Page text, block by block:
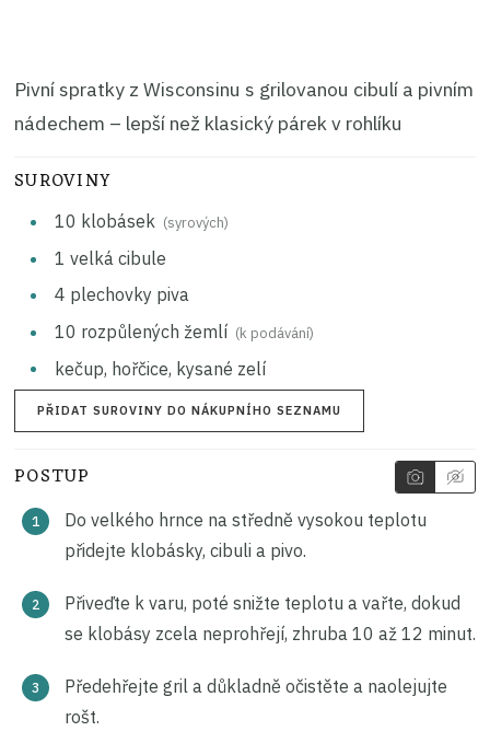
Pivní spratky z Wisconsinu s grilovanou cibulí a pivním
nádechem – lepší než klasický párek v rohlíku
SUROVINY
10 klobásek (syrových)
1 velká cibule
4 plechovky piva
10 rozpůlených žemlí (k podávání)
kečup, hořčice, kysané zelí
PŘIDAT SUROVINY DO NÁKUPNÍHO SEZNAMU
POSTUP
Do velkého hrnce na středně vysokou teplotu
přidejte klobásky, cibuli a pivo.
Přiveďte k varu, poté snižte teplotu a vařte, dokud
se klobásy zcela neprohřejí, zhruba 10 až 12 minut.
Předehřejte gril a důkladně očistěte a naolejujte
rošt.